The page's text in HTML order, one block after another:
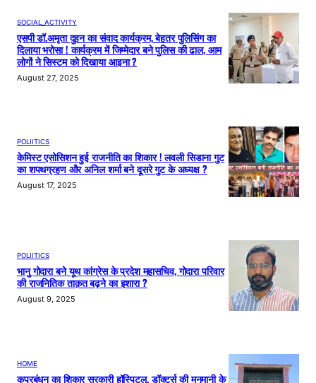
SOCIAL_ACTIVITY
एसपी डॉ.अमृता दुहन का संवाद कार्यक्रम, बेहतर पुलिसिंग का
दिलाया भरोसा ! कार्यक्रम में जिम्मेदार बने पुलिस की ढाल, आम
लोगों ने सिस्टम को दिखाया आइना ?
August 27, 2025
POLIITICS
केमिस्ट एसोसिशन हुई राजनीति का शिकार ! लवली सिडाना गुट
का शपथग्रहण और अनिल शर्मा बने दूसरे गुट के अध्यक्ष ?
August 17, 2025
POLIITICS
भानु गोदारा बने यूथ कांग्रेस के प्रदेश महासचिव, गोदारा परिवार
की राजनितिक ताक़त बढ़ने का इशारा ?
August 9, 2025
HOME
कुप्रबंधन का शिकार सरकारी हॉस्पिटल, डॉक्टर्स की मनमानी के